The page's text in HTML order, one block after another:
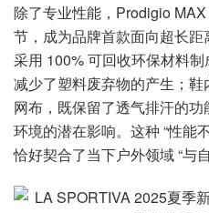
除了专业性能，Prodigio MAX
节，成为品牌首款面向超长
采用 100% 可回收环保材料
减少了塑料废弃物的产生；
网布，既保留了透气排汗的
环境的潜在影响。这种 “性能
恰好契合了当下户外领域 “与